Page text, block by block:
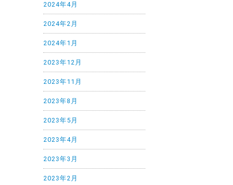
2024年4月
2024年2月
2024年1月
2023年12月
2023年11月
2023年8月
2023年5月
2023年4月
2023年3月
2023年2月